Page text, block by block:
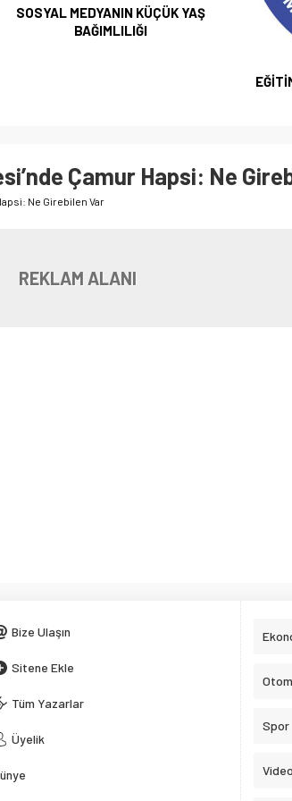
SOSYAL MEDYANIN KÜÇÜK YAŞ
BAĞIMLILIĞI
Çamur Hapsi: Ne
Ne Girebilen Var
REKLAM ALANI
Bize Ulaşın
Sitene Ekle
Tüm Yazarlar
Üyelik
Spor